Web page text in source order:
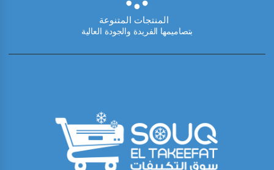
المنتجات المتنوعة
بتصاميمها الفريدة والجودة العالية